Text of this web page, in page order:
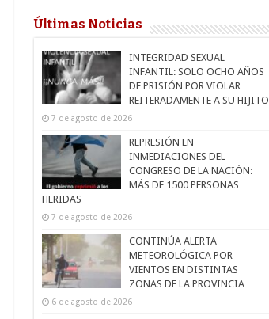
Últimas Noticias
INTEGRIDAD SEXUAL
INFANTIL: SOLO OCHO AÑOS
DE PRISIÓN POR VIOLAR
REITERADAMENTE A SU HIJITO
7 de agosto de 2026
REPRESIÓN EN
INMEDIACIONES DEL
CONGRESO DE LA NACIÓN:
MÁS DE 1500 PERSONAS
HERIDAS
7 de agosto de 2026
CONTINÚA ALERTA
METEOROLÓGICA POR
VIENTOS EN DISTINTAS
ZONAS DE LA PROVINCIA
6 de agosto de 2026